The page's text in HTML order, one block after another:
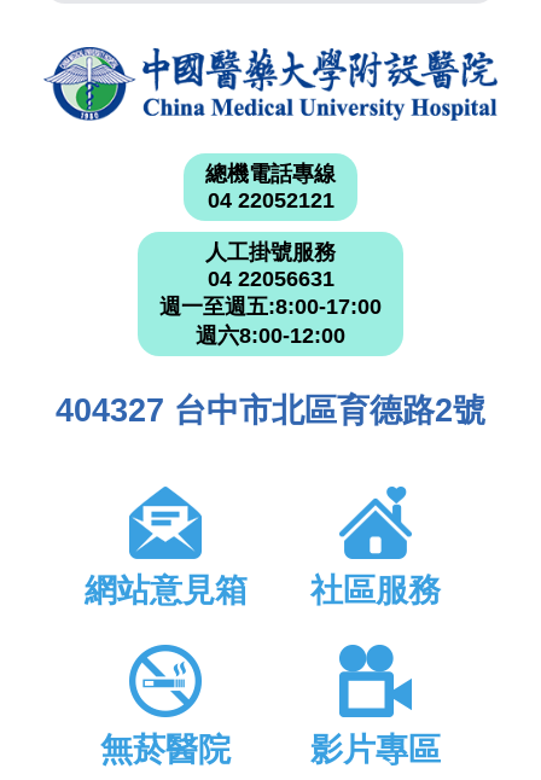
總機電話專線
04 22052121
人工掛號服務
04 22056631
週一至週五:8:00-17:00
週六8:00-12:00
404327 台中市北區育德路2號
網站意見箱 社區服務
無菸醫院 影片專區